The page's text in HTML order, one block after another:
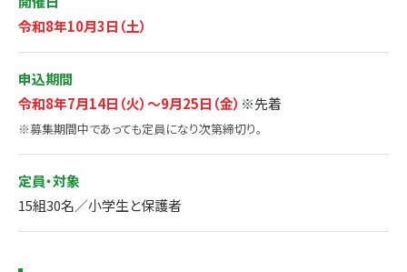
令和8年10月3日（土）
申込期間
令和8年7月14日（火）～9月25日（金） ※先着
※募集期間中であっても定員になり次第締切り。
定員・対象
15組30名／小学生と保護者